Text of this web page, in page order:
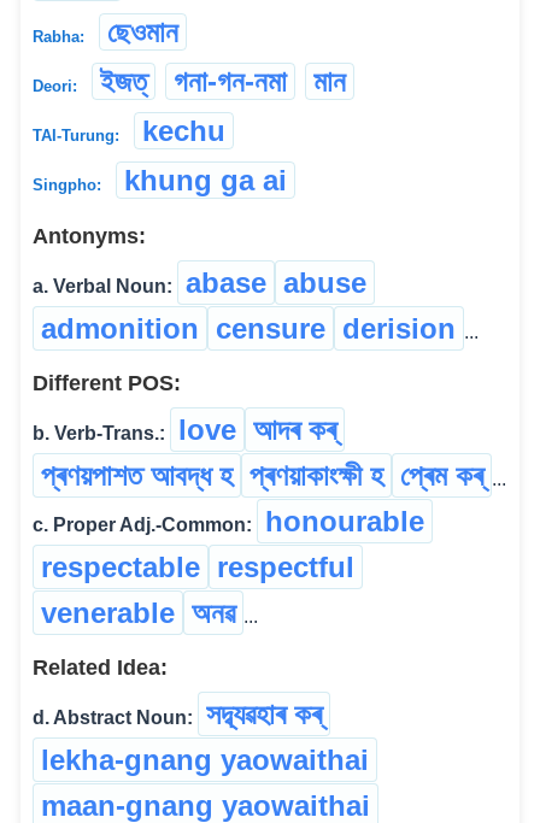
Rabha: ছেওমান
Deori: ইজত্ গনা-গন-নমা মান
TAI-Turung: kechu
Singpho: khung ga ai
Antonyms:
a. Verbal Noun: abase abuse
admonition censure derision ...
Different POS:
b. Verb-Trans.: love আদৰ ক‍ৰ্‌
প্ৰণয়পাশত আবদ্ধ হ প্ৰণয়াকাংক্ষী হ প্ৰেম কৰ্ ...
c. Proper Adj.-Common:
honourable
respectable respectful
venerable অনৱ ...
Related Idea:
d. Abstract Noun:
সদ্ব্যৱহাৰ কৰ্
lekha-gnang yaowaithai
maan-gnang yaowaithai